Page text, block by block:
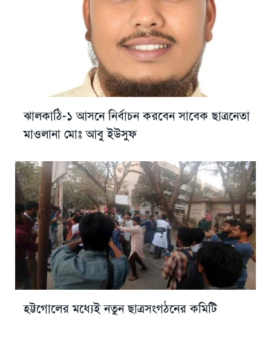
ঝালকাঠি-১ আসনে নির্বাচন করবেন সাবেক ছাত্রনেতা
মাওলানা মোঃ আবু ইউসুফ
হট্টগোলের মধ্যেই নতুন ছাত্রসংগঠনের কমিটি